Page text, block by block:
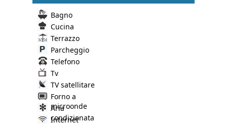
Bagno
Cucina
Terrazzo
Parcheggio
Telefono
Tv
TV satellitare
Forno a
microonde
Aria
condizionata
Internet